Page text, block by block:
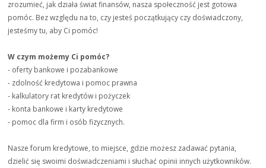
zrozumieć, jak działa świat finansów, nasza społeczność jest gotowa
pomóc. Bez względu na to, czy jesteś początkujący czy doświadczony,
jesteśmy tu, aby Ci pomóc!
W czym możemy Ci pomóc?
- oferty bankowe i pozabankowe
- zdolność kredytowa i pomoc prawna
- kalkulatory rat kredytów i pożyczek
- konta bankowe i karty kredytowe
- pomoc dla firm i osób fizycznych.
Nasze forum kredytowe, to miejsce, gdzie możesz zadawać pytania,
dzielić się swoimi doświadczeniami i słuchać opinii innych użytkowników.